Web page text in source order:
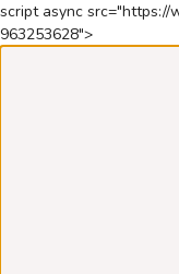
script async src="https://
963253628">